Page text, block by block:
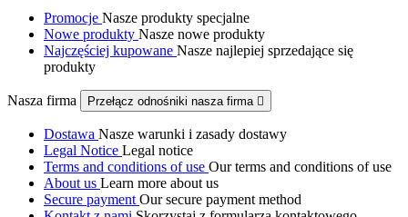
Promocje Nasze produkty specjalne
Nowe produkty Nasze nowe produkty
Najczęściej kupowane Nasze najlepiej sprzedające się
produkty
Nasza firma Przełącz odnośniki nasza firma 
Dostawa Nasze warunki i zasady dostawy
Legal Notice Legal notice
Terms and conditions of use Our terms and conditions of use
About us Learn more about us
Secure payment Our secure payment method